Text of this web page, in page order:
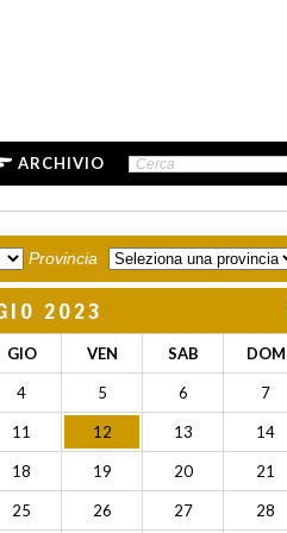
ARCHIVIO
Provincia
2023
GIO VEN SAB DOM
4 5 6 7
11 12 13 14
18 19 20 21
25 26 27 28